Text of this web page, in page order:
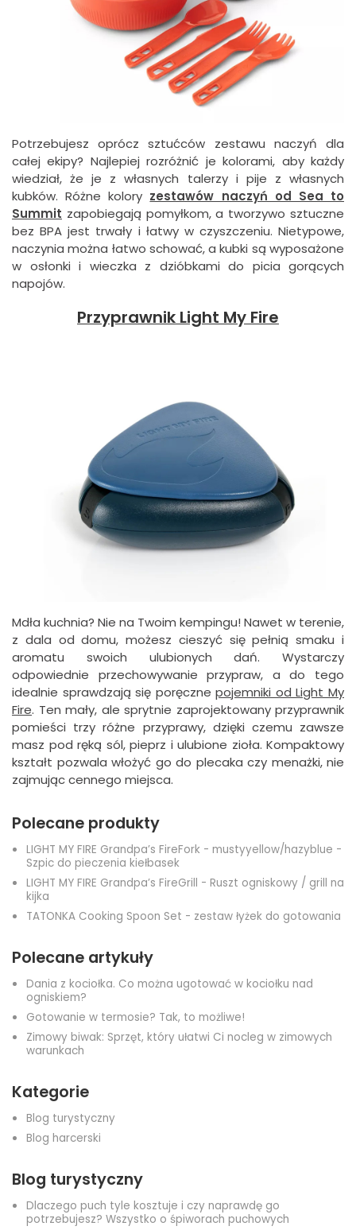
Potrzebujesz oprócz sztućców zestawu naczyń dla
całej ekipy? Najlepiej rozróżnić je kolorami, aby każdy
wiedział, że je z własnych talerzy i pije z własnych
kubków. Różne kolory zestawów naczyń od Sea to
Summit zapobiegają pomyłkom, a tworzywo sztuczne
bez BPA jest trwały i łatwy w czyszczeniu. Nietypowe,
naczynia można łatwo schować, a kubki są wyposażone
w osłonki i wieczka z dzióbkami do picia gorących
napojów.
Przyprawnik Light My Fire
Mdła kuchnia? Nie na Twoim kempingu! Nawet w terenie,
z dala od domu, możesz cieszyć się pełnią smaku i
aromatu swoich ulubionych dań. Wystarczy
odpowiednie przechowywanie przypraw, a do tego
idealnie sprawdzają się poręcznepojemniki od Light My
Fire. Ten mały, ale sprytnie zaprojektowany przyprawnik
pomieści trzy różne przyprawy, dzięki czemu zawsze
masz pod ręką sól, pieprz i ulubione zioła. Kompaktowy
kształt pozwala włożyć go do plecaka czy menażki, nie
zajmując cennego miejsca.
Polecane produkty
LIGHT MY FIRE Grandpa’s FireFork - mustyyellow/hazyblue -
Szpic do pieczenia kiełbasek
LIGHT MY FIRE Grandpa’s FireGrill - Ruszt ogniskowy / grill na
kijka
TATONKA Cooking Spoon Set - zestaw łyżek do gotowania
Polecane artykuły
Dania z kociołka. Co można ugotować w kociołku nad
ogniskiem?
Gotowanie w termosie? Tak, to możliwe!
Zimowy biwak: Sprzęt, który ułatwi Ci nocleg w zimowych
warunkach
Kategorie
Blog turystyczny
Blog harcerski
Blog turystyczny
Dlaczego puch tyle kosztuje i czy naprawdę go
potrzebujesz? Wszystko o śpiworach puchowych